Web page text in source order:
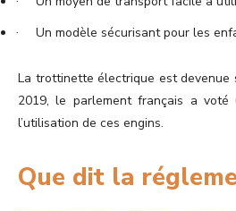
· Un modèle sécurisant pour les
La trottinette électrique est devenue
2019, le parlement français a voté
l’utilisation de ces engins.
Que dit la